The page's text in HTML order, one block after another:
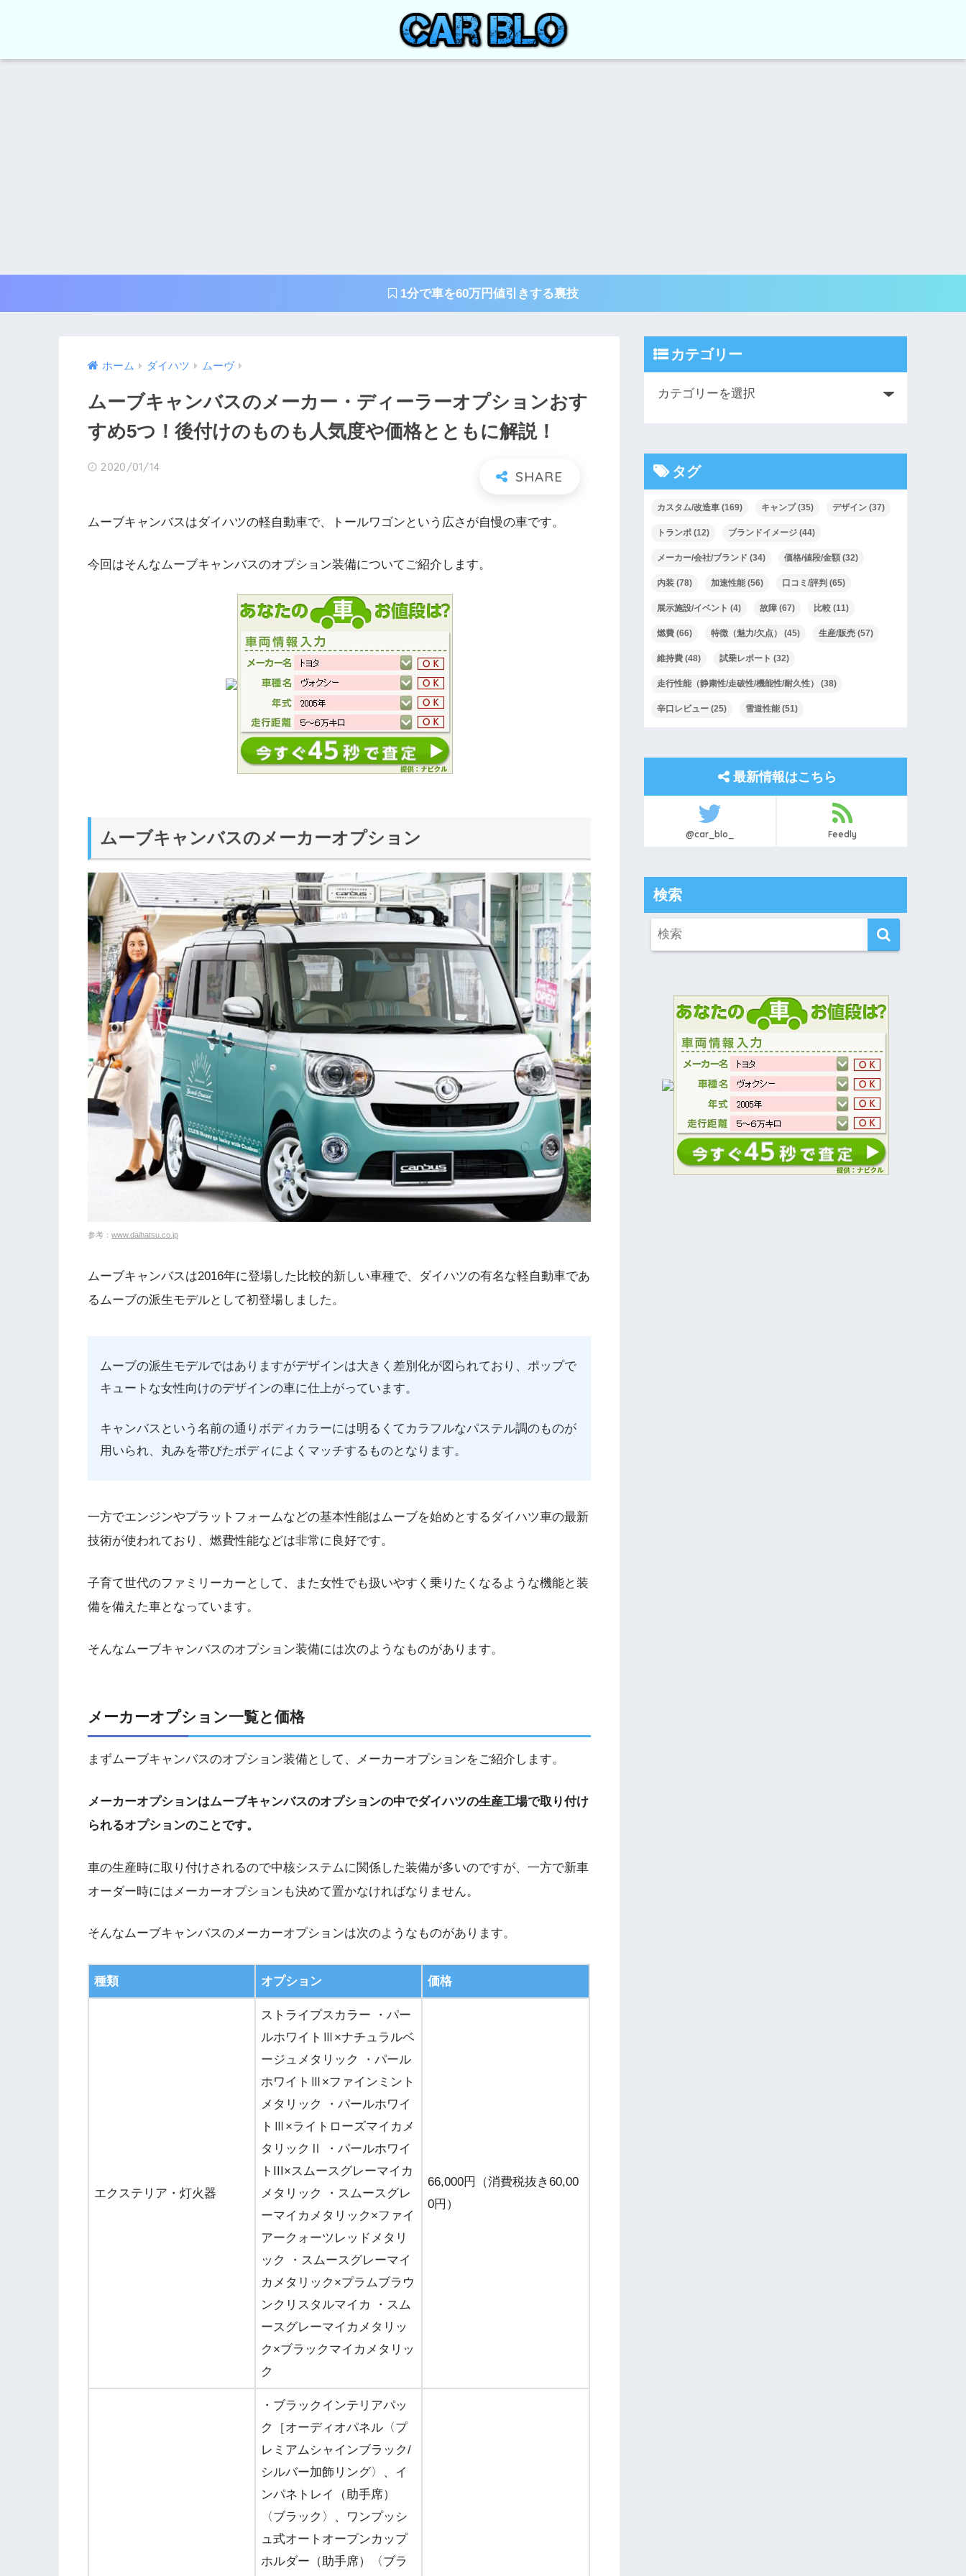
1分で車を60万円値引きする裏技
ホーム ダイハツ ムーヴ
ムーブキャンバスのメーカー・ディーラーオプションおす
すめ5つ！後付けのものも人気度や価格とともに解説！
2020/01/14
ムーブキャンバスはダイハツの軽自動車で、トールワゴンという広さが自慢の車です。
今回はそんなムーブキャンバスのオプション装備についてご紹介します。
ムーブキャンバスのメーカーオプション
参考： www.daihatsu.co.jp
ムーブキャンバスは2016年に登場した比較的新しい車種で、ダイハツの有名な軽自動車であ
るムーブの派生モデルとして初登場しました。
ムーブの派生モデルではありますがデザインは大きく差別化が図られており、ポップで
キュートな女性向けのデザインの車に仕上がっています。
キャンバスという名前の通りボディカラーには明るくてカラフルなパステル調のものが
用いられ、丸みを帯びたボディによくマッチするものとなります。
一方でエンジンやプラットフォームなどの基本性能はムーブを始めとするダイハツ車の最新
技術が使われており、燃費性能などは非常に良好です。
子育て世代のファミリーカーとして、また女性でも扱いやすく乗りたくなるような機能と装
備を備えた車となっています。
そんなムーブキャンバスのオプション装備には次のようなものがあります。
メーカーオプション一覧と価格
まずムーブキャンバスのオプション装備として、メーカーオプションをご紹介します。
メーカーオプションはムーブキャンバスのオプションの中でダイハツの生産工場で取り付け
られるオプションのことです。
車の生産時に取り付けされるので中核システムに関係した装備が多いのですが、一方で新車
オーダー時にはメーカーオプションも決めて置かなければなりません。
そんなムーブキャンバスのメーカーオプションは次のようなものがあります。
種類 オプション 価格
エクステリア・灯火器
ストライプスカラー ・パー
ルホワイトⅢ×ナチュラルベ
ージュメタリック ・パール
ホワイトⅢ×ファインミント
メタリック ・パールホワイ
トⅢ×ライトローズマイカメ
タリックⅡ ・パールホワイ
トIII×スムースグレーマイカ
メタリック ・スムースグレ
ーマイカメタリック×ファイ
アークォーツレッドメタリ
ック ・スムースグレーマイ
カメタリック×プラムブラウ
ンクリスタルマイカ ・スム
ースグレーマイカメタリッ
ク×ブラックマイカメタリッ
ク
66,000円（消費税抜き60,00
0円）
・ブラックインテリアパッ
ク［オーディオパネル〈プ
レミアムシャインブラック/
シルバー加飾リング〉、イ
ンパネトレイ（助手席）
〈ブラック〉、ワンプッシ
ュ式オートオープンカップ
ホルダー（助手席）〈ブラ
カテゴリー
タグ
カスタム/改造車 (169) キャンプ(35) デザイン (37)
トランポ (12) ブランドイメージ (44)
メーカー/会社/ブランド (34) 価格/値段/金額 (32)
内装 (78) 加速性能 (56) 口コミ/評判 (65)
展示施設/イベント (4) 故障 (67) 比較 (11)
燃費 (66) 特徴（魅力/欠点） (45) 生産/販売 (57)
維持費 (48) 試乗レポート (32)
走行性能（静粛性/走破性/機能性/耐久性） (38)
辛口レビュー (25) 雪道性能 (51)
最新情報はこちら
@car_blo_ Feedly
検索